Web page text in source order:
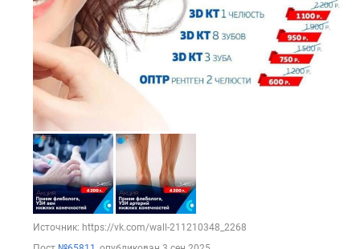
Источник: https://vk.com/wall-211210348_2268